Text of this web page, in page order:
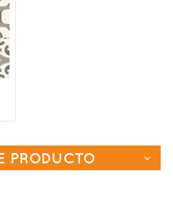
PRODUCTO